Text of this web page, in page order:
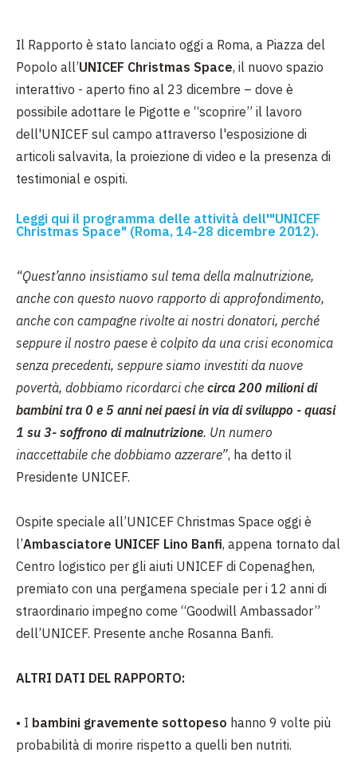
Il Rapporto è stato lanciato oggi a Roma, a Piazza del
Popolo all’UNICEF Christmas Space, il nuovo spazio
interattivo - aperto fino al 23 dicembre – dove è
possibile adottare le Pigotte e “scoprire” il lavoro
dell'UNICEF sul campo attraverso l'esposizione di
articoli salvavita, la proiezione di video e la presenza di
testimonial e ospiti.
Leggi qui il programma delle attività dell'"UNICEF
Christmas Space" (Roma, 14-28 dicembre 2012).
“Quest’anno insistiamo sul tema della malnutrizione,
anche con questo nuovo rapporto di approfondimento,
anche con campagne rivolte ai nostri donatori, perché
seppure il nostro paese è colpito da una crisi economica
senza precedenti, seppure siamo investiti da nuove
povertà, dobbiamo ricordarci che circa 200 milioni di
bambini tra 0 e 5 anni nei paesi in via di sviluppo - quasi
1 su 3- soffrono di malnutrizione. Un numero
inaccettabile che dobbiamo azzerare”, ha detto il
Presidente UNICEF.
Ospite speciale all’UNICEF Christmas Space oggi è
l’Ambasciatore UNICEF Lino Banfi, appena tornato dal
Centro logistico per gli aiuti UNICEF di Copenaghen,
premiato con una pergamena speciale per i 12 anni di
straordinario impegno come “Goodwill Ambassador”
dell’UNICEF. Presente anche Rosanna Banfi.
ALTRI DATI DEL RAPPORTO:
• I bambini gravemente sottopeso hanno 9 volte più
probabilità di morire rispetto a quelli ben nutriti.